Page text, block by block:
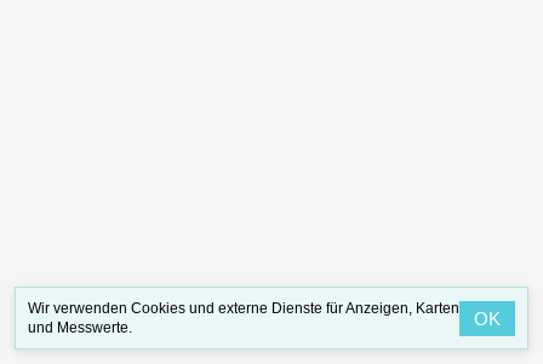
Wir verwenden Cookies und externe Dienste für Anzeigen, Karten
und Messwerte.
OK